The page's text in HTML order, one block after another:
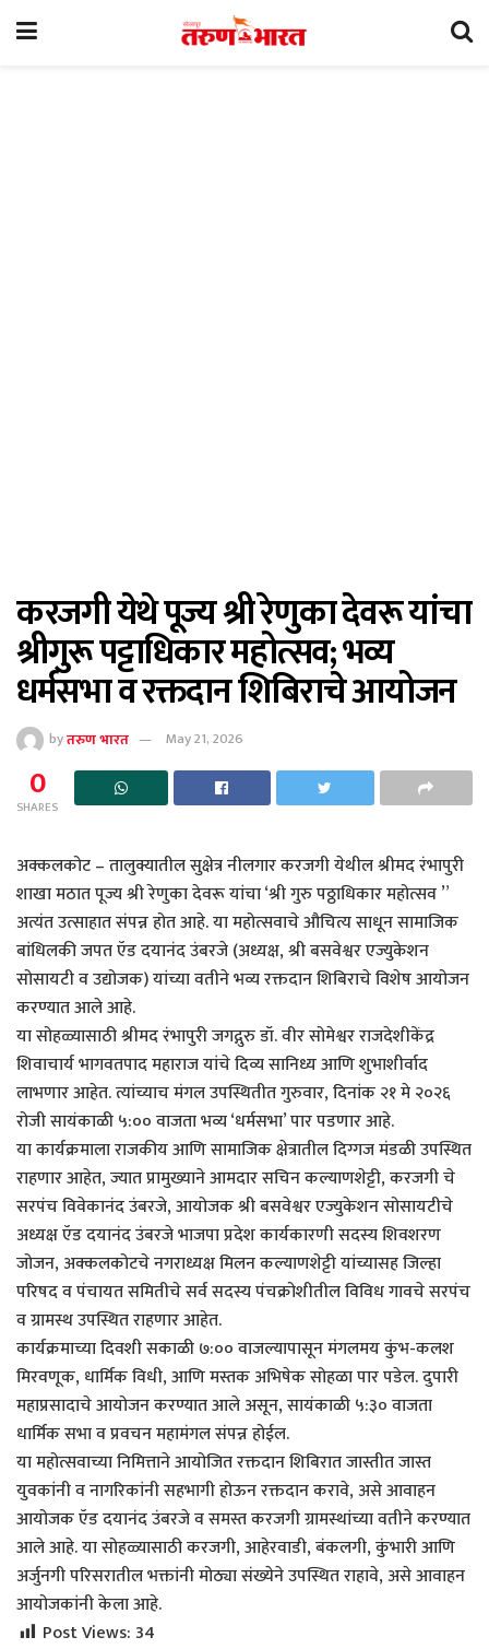
करजगी येथे पूज्य श्री रेणुका देवरू यांचा
श्रीगुरू पट्टाधिकार महोत्सव; भव्य
धर्मसभा व रक्तदान शिबिराचे आयोजन
byतरुण भारत May 21, 2026
0
SHARES
अक्कलकोट – तालुक्यातील सुक्षेत्र नीलगार करजगी येथील श्रीमद रंभापुरी
शाखा मठात पूज्य श्री रेणुका देवरू यांचा ‘श्री गुरु पठ्ठाधिकार महोत्सव ”
अत्यंत उत्साहात संपन्न होत आहे. या महोत्सवाचे औचित्य साधून सामाजिक
बांधिलकी जपत ऍड दयानंद उंबरजे (अध्यक्ष, श्री बसवेश्वर एज्युकेशन
सोसायटी व उद्योजक) यांच्या वतीने भव्य रक्तदान शिबिराचे विशेष आयोजन
करण्यात आले आहे.
या सोहळ्यासाठी श्रीमद रंभापुरी जगद्गुरु डॉ. वीर सोमेश्वर राजदेशीकेंद्र
शिवाचार्य भागवतपाद महाराज यांचे दिव्य सानिध्य आणि शुभाशीर्वाद
लाभणार आहेत. त्यांच्याच मंगल उपस्थितीत गुरुवार, दिनांक २१ मे २०२६
रोजी सायंकाळी ५:०० वाजता भव्य ‘धर्मसभा’ पार पडणार आहे.
या कार्यक्रमाला राजकीय आणि सामाजिक क्षेत्रातील दिग्गज मंडळी उपस्थित
राहणार आहेत, ज्यात प्रामुख्याने आमदार सचिन कल्याणशेट्टी, करजगी चे
सरपंच विवेकानंद उंबरजे, आयोजक श्री बसवेश्वर एज्युकेशन सोसायटीचे
अध्यक्ष ऍड दयानंद उंबरजे भाजपा प्रदेश कार्यकारणी सदस्य शिवशरण
जोजन, अक्कलकोटचे नगराध्यक्ष मिलन कल्याणशेट्टी यांच्यासह जिल्हा
परिषद व पंचायत समितीचे सर्व सदस्य पंचक्रोशीतील विविध गावचे सरपंच
व ग्रामस्थ उपस्थित राहणार आहेत.
कार्यक्रमाच्या दिवशी सकाळी ७:०० वाजल्यापासून मंगलमय कुंभ-कलश
मिरवणूक, धार्मिक विधी, आणि मस्तक अभिषेक सोहळा पार पडेल. दुपारी
महाप्रसादाचे आयोजन करण्यात आले असून, सायंकाळी ५:३० वाजता
धार्मिक सभा व प्रवचन महामंगल संपन्न होईल.
या महोत्सवाच्या निमित्ताने आयोजित रक्तदान शिबिरात जास्तीत जास्त
युवकांनी व नागरिकांनी सहभागी होऊन रक्तदान करावे, असे आवाहन
आयोजक ऍड दयानंद उंबरजे व समस्त करजगी ग्रामस्थांच्या वतीने करण्यात
आले आहे. या सोहळ्यासाठी करजगी, आहेरवाडी, बंकलगी, कुंभारी आणि
अर्जुनगी परिसरातील भक्तांनी मोठ्या संख्येने उपस्थित राहावे, असे आवाहन
आयोजकांनी केला आहे.
Post Views:34